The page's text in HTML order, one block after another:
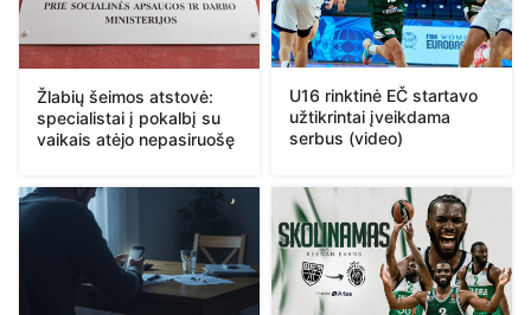
Žlabių šeimos atstovė:
specialistai į pokalbį su
vaikais atėjo nepasiruošę
U16 rinktinė EČ startavo
užtikrintai įveikdama
serbus (video)